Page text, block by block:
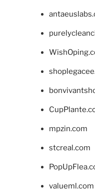
mpzin.com
stcreal.com
valueml.com